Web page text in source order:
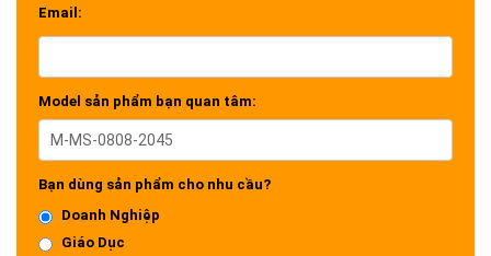
Email:
Model sản phẩm bạn quan tâm:
Bạn dùng sản phẩm cho nhu cầu?
Doanh Nghiệp
Giáo Dục